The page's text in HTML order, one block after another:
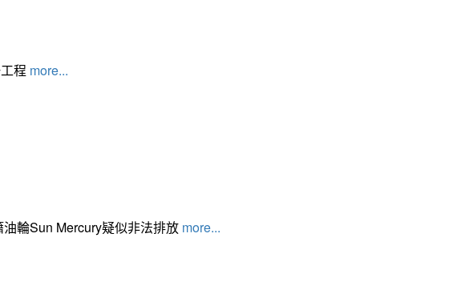
程 more...
輪Sun Mercury疑似非法排放 more...